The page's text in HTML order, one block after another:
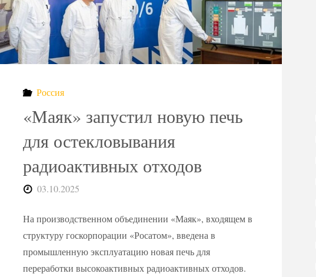
хозяина:
реактора
в
Германии?"
Россия
«Маяк» запустил новую печь
для остекловывания
радиоактивных отходов
03.10.2025
На производственном объединении «Маяк», входящем в
структуру госкорпорации «Росатом», введена в
промышленную эксплуатацию новая печь для
переработки высокоактивных радиоактивных отходов.